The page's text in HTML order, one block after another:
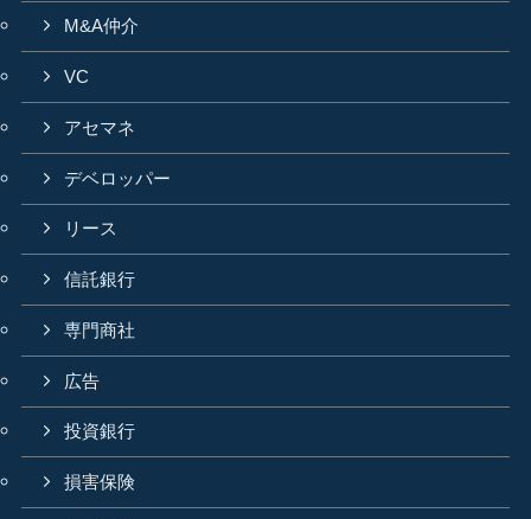
M&A仲介
VC
アセマネ
デベロッパー
リース
信託銀行
専門商社
広告
投資銀行
損害保険